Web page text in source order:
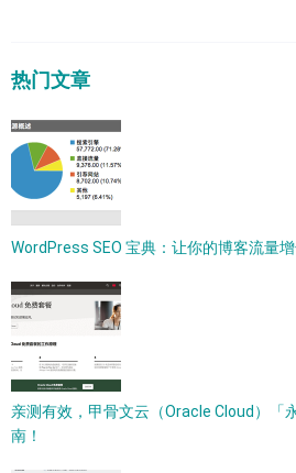
热门文章
WordPress SEO 宝典：让你的博客流量
亲测有效，甲骨文云（Oracle Cloud）「
南！